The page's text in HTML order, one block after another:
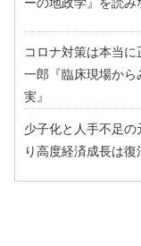
コロナ対策は本当
一郎『臨床現場から
実』
少子化と人手不足
り高度経済成長は復